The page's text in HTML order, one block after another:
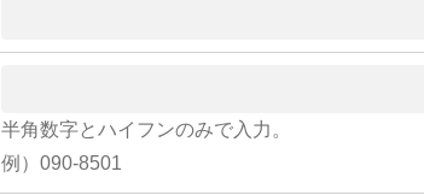
半角数字とハイフンのみで入力。
例）090-8501